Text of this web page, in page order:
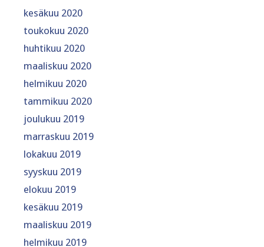
kesäkuu 2020
toukokuu 2020
huhtikuu 2020
maaliskuu 2020
helmikuu 2020
tammikuu 2020
joulukuu 2019
marraskuu 2019
lokakuu 2019
syyskuu 2019
elokuu 2019
kesäkuu 2019
maaliskuu 2019
helmikuu 2019